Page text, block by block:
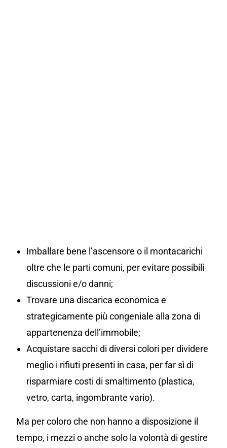
Imballare bene l’ascensore o il montacarichi
oltre che le parti comuni, per evitare possibili
discussioni e/o danni;
Trovare una discarica economica e
strategicamente più congeniale alla zona di
appartenenza dell’immobile;
Acquistare sacchi di diversi colori per dividere
meglio i rifiuti presenti in casa, per far sì di
risparmiare costi di smaltimento (plastica,
vetro, carta, ingombrante vario).
Ma per coloro che non hanno a disposizione il
tempo, i mezzi o anche solo la volontà di gestire